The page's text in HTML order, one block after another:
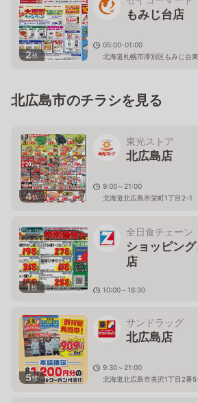
2枚
もみじ台店
05:00-01:00
北海道札幌市厚別区もみじ台
北広島市のチラシを見る
4枚
東光ストア
北広島店
9:00～21:00
北海道北広島市栄町1丁目2-1
1枚
全日食チェーン
ショッピン
店
10:00～18:30
5枚
サンドラッグ
北広島店
9:30～21:00
北海道北広島市美沢1丁目2番5